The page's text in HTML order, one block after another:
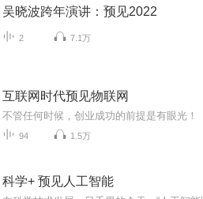
吴晓波跨年演讲：预见2022
2 7.1万
互联网时代预见物联网
不管任何时候，创业成功的前提是有眼光！
94 1.5万
科学+ 预见人工智能